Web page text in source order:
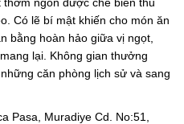
Có lẽ bí mật khiến cho món ăn
bằng hoàn hảo giữa vị ngọt,
lại. Không gian thưởng
căn phòng lịch sử và sang
Pasa, Muradiye Cd. No:51,